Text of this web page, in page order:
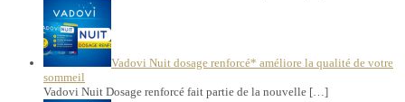
Vadovi Nuit dosage renforcé* améliore la qualité de votre
sommeil
Vadovi Nuit Dosage renforcé fait partie de la nouvelle […]